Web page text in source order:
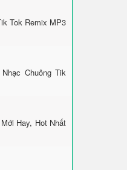
Tok Remix MP3
Chuông Tik
Hay, Hot Nhất